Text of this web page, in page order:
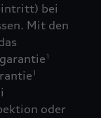
bei
Mit den
1
1
oder